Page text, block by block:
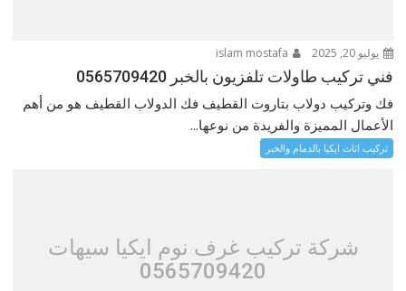
يوليو 20, 2025
فني تركيب طاولات تلفزيون بالخبر 0565709420
فك وتركيب دولاب بتاروت القطيف فك الدولاب القطيف هو من أهم
الأعمال المميزة والفريدة من نوعها...
تركيب اثاث ايكيا بالدمام والخبر
شركة تركيب غرف نوم ايكيا سيهات
0565709420